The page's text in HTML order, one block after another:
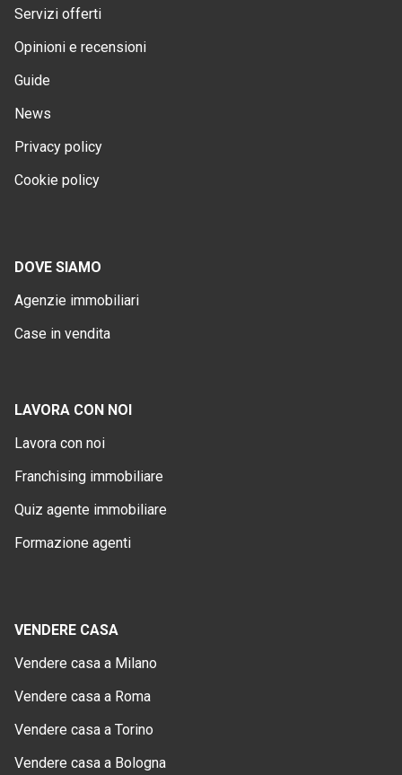
Servizi offerti
Opinioni e recensioni
Guide
News
Privacy policy
Cookie policy
DOVE SIAMO
Agenzie immobiliari
Case in vendita
LAVORA CON NOI
Lavora con noi
Franchising immobiliare
Quiz agente immobiliare
Formazione agenti
VENDERE CASA
Vendere casa a Milano
Vendere casa a Roma
Vendere casa a Torino
Vendere casa a Bologna